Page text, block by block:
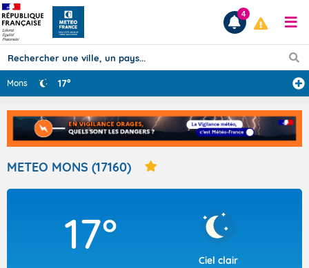
Prévisions
TOUS LES RÉSULTATS
Articles
4
Mons 17°
METEO MONS (17160)
17°
Ciel clair